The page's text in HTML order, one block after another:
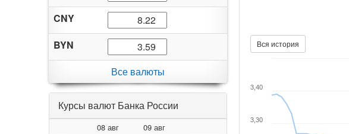
CNY
BYN
Все валюты
Курсы валют Банка России
08 авг
09 авг
Вся история
3,30
3,40